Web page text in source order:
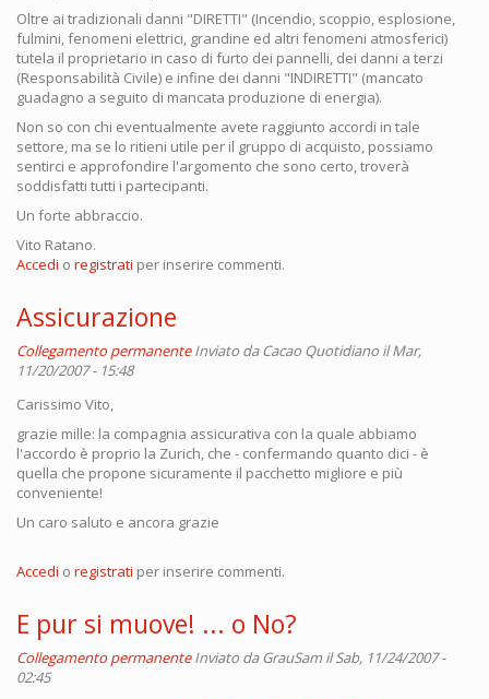
Oltre ai tradizionali danni "DIRETTI" (Incendio, scoppio, esplosione,
fulmini, fenomeni elettrici, grandine ed altri fenomeni atmosferici)
tutela il proprietario in caso di furto dei pannelli, dei danni a terzi
(Responsabilità Civile) e infine dei danni "INDIRETTI" (mancato
guadagno a seguito di mancata produzione di energia).
Non so con chi eventualmente avete raggiunto accordi in tale
settore, ma se lo ritieni utile per il gruppo di acquisto, possiamo
sentirci e approfondire l'argomento che sono certo, troverà
soddisfatti tutti i partecipanti.
Un forte abbraccio.
Vito Ratano.
Accedi o registrati per inserire commenti.
Assicurazione
Collegamento permanente Inviato daCacao Quotidiano il Mar,
11/20/2007 - 15:48
Carissimo Vito,
grazie mille: la compagnia assicurativa con la quale abbiamo
l'accordo è proprio la Zurich, che - confermando quanto dici - è
quella che propone sicuramente il pacchetto migliore e più
conveniente!
Un caro saluto e ancora grazie
Accedi o registrati per inserire commenti.
E pur si muove! ... o No?
Collegamento permanente Inviato daGrauSamil Sab, 11/24/2007 -
02:45